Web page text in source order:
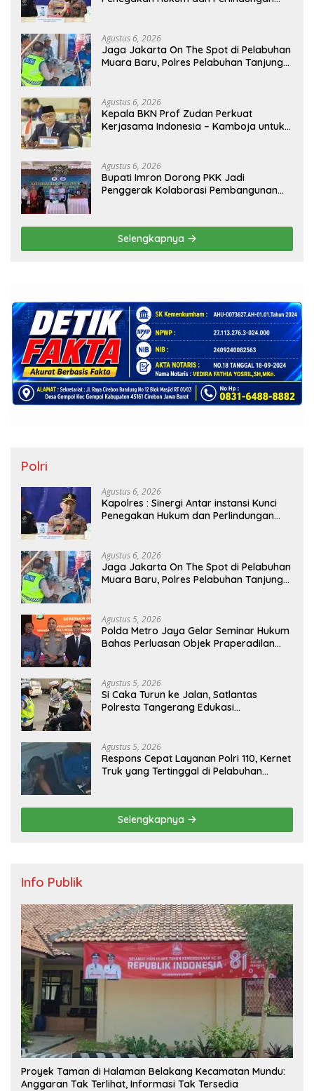
Davidson Bekas.
Agustus 6, 2026
Jaga Jakarta On The Spot di Pelabuhan
Muara Baru, Polres Pelabuhan Tanjung
Agustus 6, 2026
Kepala BKN Prof Zudan Perkuat
Kerjasama Indonesia – Kamboja untuk
Agustus 6, 2026
Bupati Imron Dorong PKK Jadi
Penggerak Kolaborasi Pembangunan
Selengkapnya
Polri
Agustus 6, 2026
Kapolres : Sinergi Antar instansi Kunci
Penegakan Hukum dan Perlindungan
Davidson Bekas.
Agustus 6, 2026
Jaga Jakarta On The Spot di Pelabuhan
Muara Baru, Polres Pelabuhan Tanjung
Agustus 5, 2026
Polda Metro Jaya Gelar Seminar Hukum
Bahas Perluasan Objek Praperadilan
Agustus 5, 2026
Si Caka Turun ke Jalan, Satlantas
Polresta Tangerang Edukasi
Agustus 5, 2026
Respons Cepat Layanan Polri 110, Kernet
Truk yang Tertinggal di Pelabuhan
Selengkapnya
Info Publik
Proyek Taman di Halaman Belakang Kecamatan Mundu:
Anggaran Tak Terlihat, Informasi Tak Tersedia